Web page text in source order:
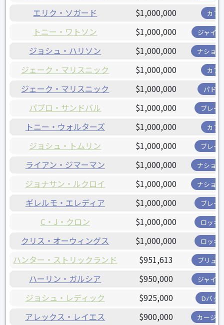
エリク・ソガード $1,000,000 カブ
トニー・ワトソン $1,000,000 ジャイ
ジョシュ・ハリソン $1,000,000 ナショ
ジェーク・マリスニック $1,000,000 カブ
ジェーク・マリスニック $1,000,000 パド
パブロ・サンドバル $1,000,000 ブレー
トニー・ウォルターズ $1,000,000 カブ
ジョシュ・トムリン $1,000,000 ブレー
ライアン・ジマーマン $1,000,000 ナショ
ジョナサン・ルクロイ $1,000,000 ナショ
ギレルモ・エレディア $1,000,000 ブレー
C・J・クロン $1,000,000 ロッキ
クリス・オーウィングス $1,000,000 ロッキ
ハンター・ストリックランド $951,613 ブリュ
ハーリン・ガルシア $950,000 ジャイ
ジョシュ・レディック $925,000 Dバッ
アレックス・レイエス $900,000 カージ